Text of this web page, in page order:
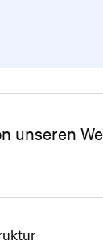
unseren